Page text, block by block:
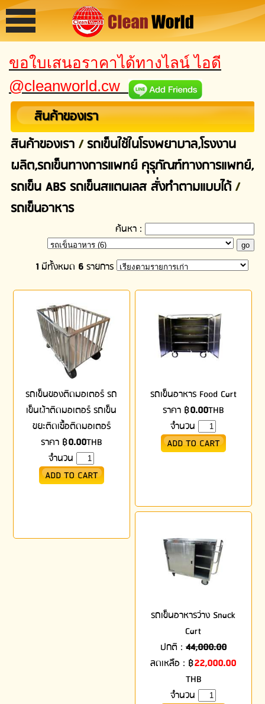
ขอใบเสนอราคาได้ทางไลน์ ไอดี
@cleanworld.cw
สินค้าของเรา
สินค้าของเรา/รถเข็นใช้ในโรงพยาบาล,โรงงาน
ผลิต,รถเข็นทางการแพทย์ คุรุภัณฑ์ทางการแพทย์,
รถเข็น ABS รถเข็นสแตนเลส สั่งทำตามแบบได้/
รถเข็นอาหาร
ค้นหา :
1 มีทั้งหมด 6รายการ
รถเข็นของติดมอเตอร์ รถ
เข็นผ้าติดมอเตอร์ รถเข็น
ขยะติดเชื้อติดมอเตอร์
ราคา ฿0.00THB
จำนวน
รถเข็นอาหาร Food Cart
ราคา ฿0.00THB
จำนวน
รถเข็นอาหารว่าง Snack
Cart
ปกติ : 44,000.00
ลดเหลือ : ฿22,000.00
THB
จำนวน